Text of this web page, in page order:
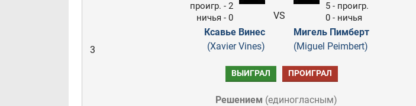
3
проигр. - 2
ничья - 0
Ксавье Винес
(Xavier Vines)
VS
5 - проигр.
0 - ничья
Мигель Пимберт
(Miguel Peimbert)
ВЫИГРАЛ ПРОИГРАЛ
Решением (единогласным)